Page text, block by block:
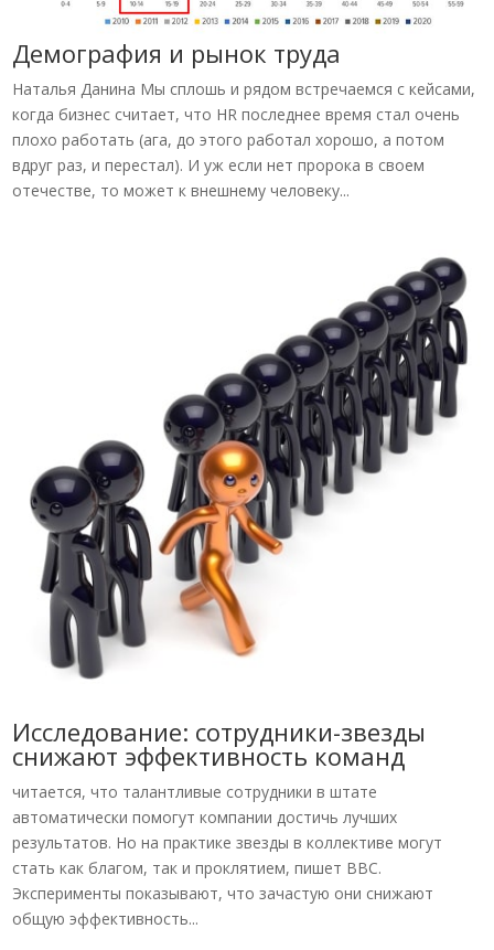
Демография и рынок труда
Наталья Данина Мы сплошь и рядом встречаемся с кейсами,
когда бизнес считает, что HR последнее время стал очень
плохо работать (ага, до этого работал хорошо, а потом
вдруг раз, и перестал). И уж если нет пророка в своем
отечестве, то может к внешнему человеку...
Исследование: сотрудники-звезды
снижают эффективность команд
читается, что талантливые сотрудники в штате
автоматически помогут компании достичь лучших
результатов. Но на практике звезды в коллективе могут
стать как благом, так и проклятием, пишет BBC.
Эксперименты показывают, что зачастую они снижают
общую эффективность...